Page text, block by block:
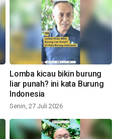
Lomba kicau bikin burung
liar punah? ini kata Burung
Indonesia
Senin, 27 Juli 2026